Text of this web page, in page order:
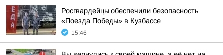
Росгвардейцы обеспечили безопасность
«Поезда Победы» в Кузбассе
15:46